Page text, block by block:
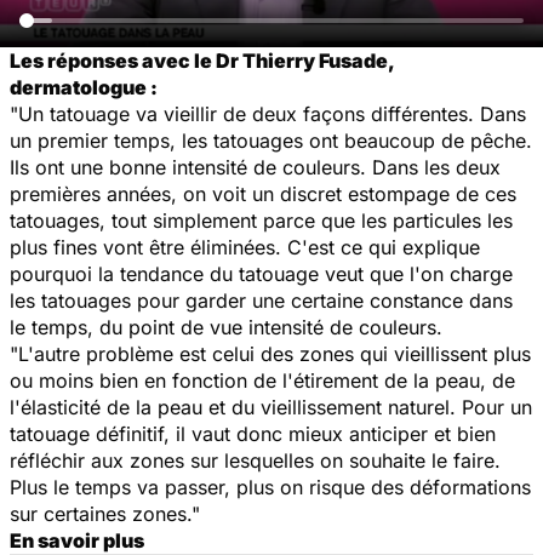
Les réponses avec le Dr Thierry Fusade,
dermatologue :
"Un tatouage va vieillir de deux façons différentes. Dans
un premier temps, les tatouages ont beaucoup de pêche.
Ils ont une bonne intensité de couleurs. Dans les deux
premières années, on voit un discret estompage de ces
tatouages, tout simplement parce que les particules les
plus fines vont être éliminées. C'est ce qui explique
pourquoi la tendance du tatouage veut que l'on charge
les tatouages pour garder une certaine constance dans
le temps, du point de vue intensité de couleurs.
"L'autre problème est celui des zones qui vieillissent plus
ou moins bien en fonction de l'étirement de la peau, de
l'élasticité de la peau et du vieillissement naturel. Pour un
tatouage définitif, il vaut donc mieux anticiper et bien
réfléchir aux zones sur lesquelles on souhaite le faire.
Plus le temps va passer, plus on risque des déformations
sur certaines zones."
En savoir plus